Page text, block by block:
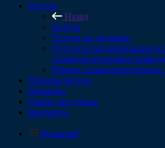
Услуги
Назад
Услуги
Услуги по доставке
Услуга по модернизации и
стоматологического
Ремонт
Производители
Новинки
Прайс-лист боры
Контакты
Корзина0